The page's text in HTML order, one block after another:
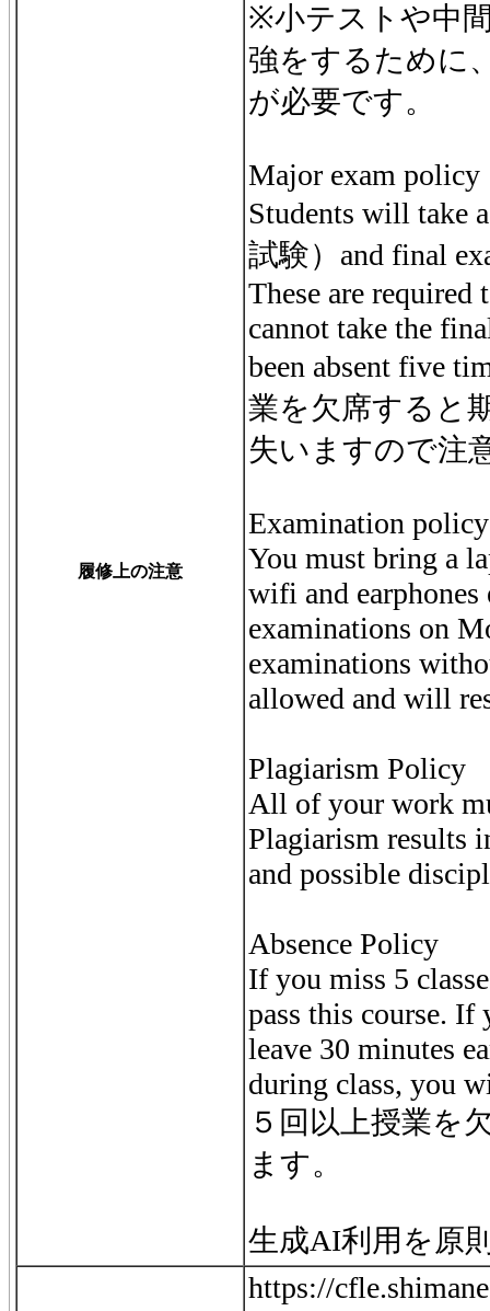
履修上の注意
※小テストや中
強をするために
が必要です。
Major exam policy
Students will take
試験）and final
These are required
cannot take the
been absent five
業を欠席すると
失いますので注
Examination policy
You must bring a
wifi and earphones
examinations on
examinations
allowed and will
Plagiarism Policy
All of your work
Plagiarism results
and possible
Absence Policy
If you miss 5
pass this course. If
leave 30 minutes
during class, you
５回以上授業を
ます。
生成AI利用を原
https://